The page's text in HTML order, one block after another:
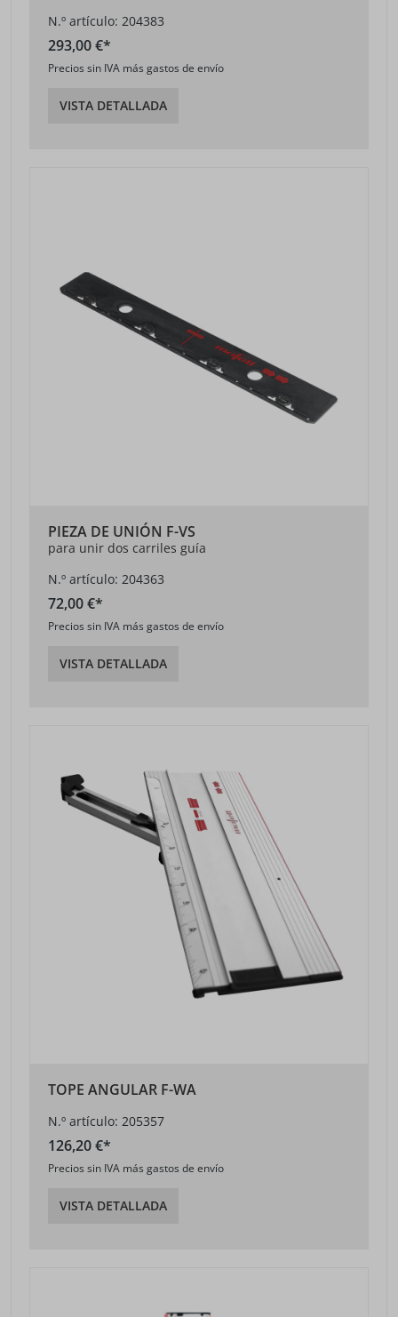
N.º artículo: 204383
293,00 €*
Precios sin IVA más gastos de envío
VISTA DETALLADA
PIEZA DE UNIÓN F-VS
para unir dos carriles guía
N.º artículo: 204363
72,00 €*
Precios sin IVA más gastos de envío
VISTA DETALLADA
TOPE ANGULAR F-WA
N.º artículo: 205357
126,20 €*
Precios sin IVA más gastos de envío
VISTA DETALLADA